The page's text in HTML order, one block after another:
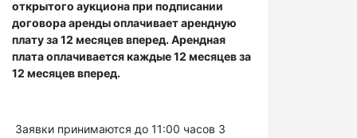
открытого аукциона при подписании
договора аренды оплачивает арендную
плату за 12 месяцев вперед. Арендная
плата оплачивается каждые 12 месяцев за
12 месяцев вперед.
Заявки принимаются до 11:00 часов 3